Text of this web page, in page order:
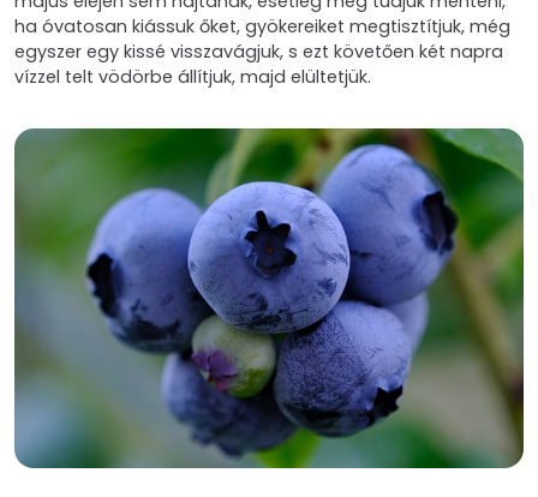
ha óvatosan kiássuk őket, gyökereiket megtisztítjuk, még
egyszer egy kissé visszavágjuk, s ezt követően két napra
vízzel telt vödörbe állítjuk, majd elültetjük.